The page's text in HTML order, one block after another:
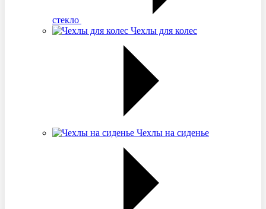
стекло
Чехлы для колес
Чехлы на сиденье